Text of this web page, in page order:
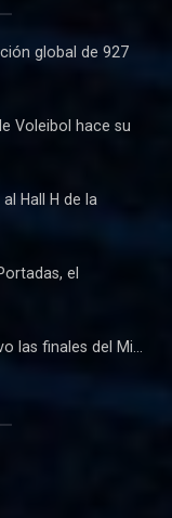
global de 927
Voleibol hace su
Hall H de la
el
las finales del Mi...